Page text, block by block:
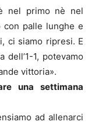
nel primo nè nel
con palle lunghe e
ci siamo ripresi. E
1, potevamo
vittoria».
una settimana
ad allenarci